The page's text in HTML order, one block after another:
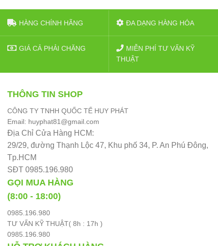
HÀNG CHÍNH HÃNG ĐA DẠNG HÀNG HÓA
GIÁ CẢ PHẢI CHĂNG
MIỄN PHÍ TƯ VẤN KỸ
THUẬT
THÔNG TIN SHOP
CÔNG TY TNHH QUỐC TẾ HUY PHÁT
Email: huyphat81@gmail.com
Địa Chỉ Cửa Hàng HCM:
29/29, đường Thạnh Lộc 47, Khu phố 34, P. An Phú Đông,
Tp.HCM
SĐT 0985.196.980
GỌI MUA HÀNG
(8:00 - 18:00)
0985.196.980
TƯ VẤN KỸ THUẬT( 8h : 17h )
0985.196.980